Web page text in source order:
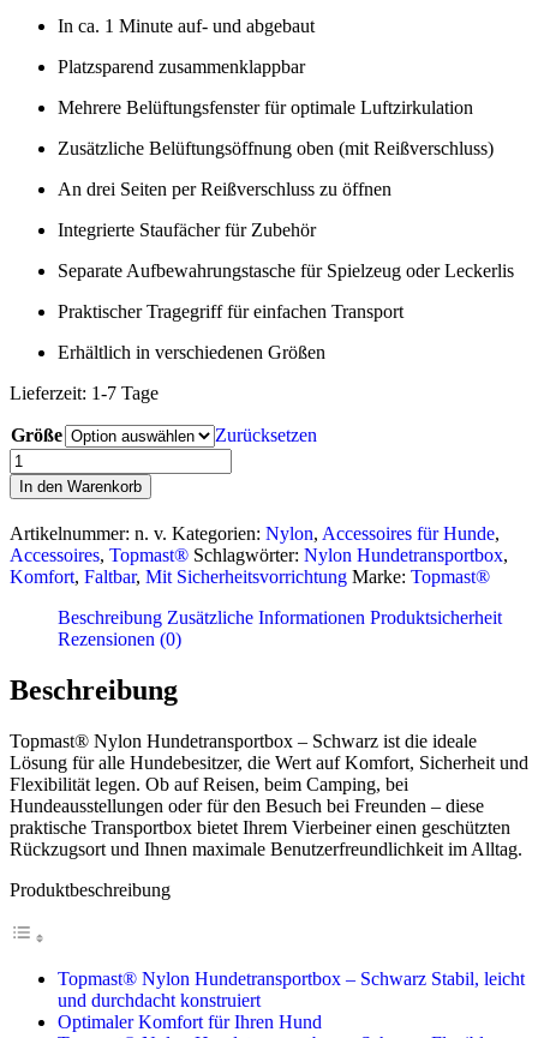
In ca. 1 Minute auf- und abgebaut
Platzsparend zusammenklappbar
Mehrere Belüftungsfenster für optimale Luftzirkulation
Zusätzliche Belüftungsöffnung oben (mit Reißverschluss)
An drei Seiten per Reißverschluss zu öffnen
Integrierte Staufächer für Zubehör
Separate Aufbewahrungstasche für Spielzeug oder Leckerlis
Praktischer Tragegriff für einfachen Transport
Erhältlich in verschiedenen Größen
Lieferzeit: 1-7 Tage
Größe
Zurücksetzen
Topmast®
Nylon
Hundetransportbox
Schwarz
Menge
In den Warenkorb
Artikelnummer: n. v. Kategorien: Nylon, Accessoires für Hunde,
Accessoires, Topmast® Schlagwörter: Nylon Hundetransportbox,
Komfort, Faltbar, Mit Sicherheitsvorrichtung Marke: Topmast®
Beschreibung Zusätzliche Informationen Produktsicherheit
Rezensionen (0)
Beschreibung
Topmast® Nylon Hundetransportbox – Schwarz ist die ideale
Lösung für alle Hundebesitzer, die Wert auf Komfort, Sicherheit und
Flexibilität legen. Ob auf Reisen, beim Camping, bei
Hundeausstellungen oder für den Besuch bei Freunden – diese
praktische Transportbox bietet Ihrem Vierbeiner einen geschützten
Rückzugsort und Ihnen maximale Benutzerfreundlichkeit im Alltag.
Produktbeschreibung
Topmast® Nylon Hundetransportbox – Schwarz Stabil, leicht
und durchdacht konstruiert
Optimaler Komfort für Ihren Hund